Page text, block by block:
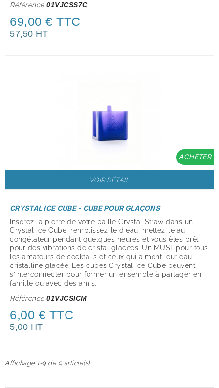
Référence 01VJCSS7C
69,00 € TTC
57,50 HT
ACHETER
VOIR DÉTAIL
CRYSTAL ICE CUBE - CUBE POUR GLAÇONS
Insérez la pierre de votre paille Crystal Straw dans un
Crystal Ice Cube, remplissez-le d'eau, mettez-le au
congélateur pendant quelques heures et vous êtes prêt
pour des vibrations de cristal glacées. Un MUST pour tous
les amateurs de cocktails et ceux qui aiment leur eau
cristalline glacée. Les cubes Crystal Ice Cube peuvent
s'interconnecter pour former un ensemble à partager en
famille ou avec des amis.
Référence 01VJCSICM
6,00 € TTC
5,00 HT
Affichage 1-9 de 9 article(s)